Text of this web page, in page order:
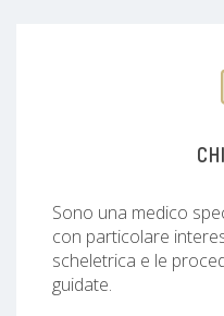
Sono una medico
con particolare
scheletrica e le
guidate.